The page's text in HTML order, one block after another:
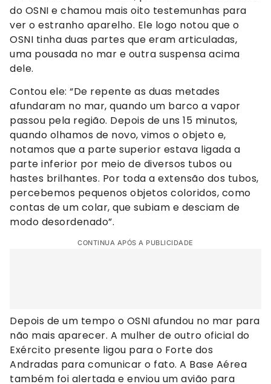
do OSNI e chamou mais oito testemunhas para
ver o estranho aparelho. Ele logo notou que o
OSNI tinha duas partes que eram articuladas,
uma pousada no mar e outra suspensa acima
dele.
Contou ele: “De repente as duas metades
afundaram no mar, quando um barco a vapor
passou pela região. Depois de uns 15 minutos,
quando olhamos de novo, vimos o objeto e,
notamos que a parte superior estava ligada a
parte inferior por meio de diversos tubos ou
hastes brilhantes. Por toda a extensão dos tubos,
percebemos pequenos objetos coloridos, como
contas de um colar, que subiam e desciam de
modo desordenado”.
CONTINUA APÓS A PUBLICIDADE
Depois de um tempo o OSNI afundou no mar para
não mais aparecer. A mulher de outro oficial do
Exército presente ligou para o Forte dos
Andradas para comunicar o fato. A Base Aérea
também foi alertada e enviou um avião para